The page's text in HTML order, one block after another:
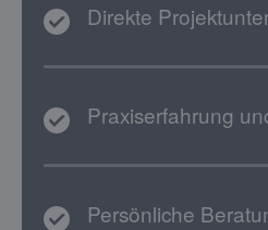
Direkte
Praxiserfahrung
Persönliche